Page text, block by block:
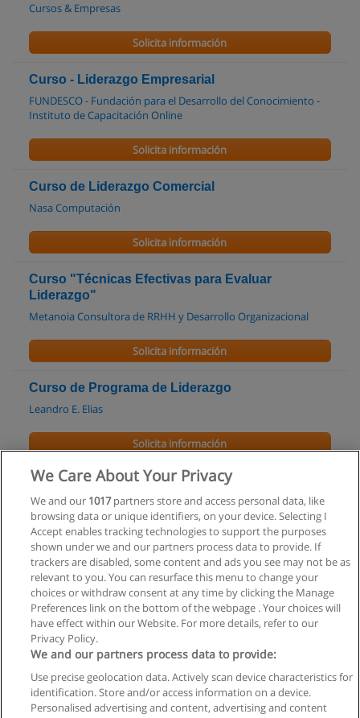
Cursos & Empresas
Solicita información
Curso - Liderazgo Empresarial
FUNDESCO - Fundación para el Desarrollo del Conocimiento -
Instituto de Capacitación Online
Solicita información
Curso de Liderazgo Comercial
Nasa Computación
Solicita información
Curso "Técnicas Efectivas para Evaluar
Liderazgo"
Metanoia Consultora de RRHH y Desarrollo Organizacional
Solicita información
Curso de Programa de Liderazgo
Leandro E. Elias
Solicita información
Curso de Desarrollo de Competencias
Gerenciales
UADE - Executive Education
Solicita información
Privacidad de datos
Contactar con Educaedu
We Care About Your Privacy
We and our 1017partners store and access personal data, like
browsing data or unique identifiers, on your device. Selecting I
Accept enables tracking technologies to support the purposes
shown under we and our partners process data to provide. If
trackers are disabled, some content and ads you see may not be as
relevant to you. You can resurface this menu to change your
choices or withdraw consent at any time by clicking the Manage
Preferences link on the bottom of the webpage . Your choices will
have effect within our Website. For more details, refer to our
Privacy Policy.
We and our partners process data to provide:
Use precise geolocation data. Actively scan device characteristics for
identification. Store and/or access information on a device.
Personalised advertising and content, advertising and content